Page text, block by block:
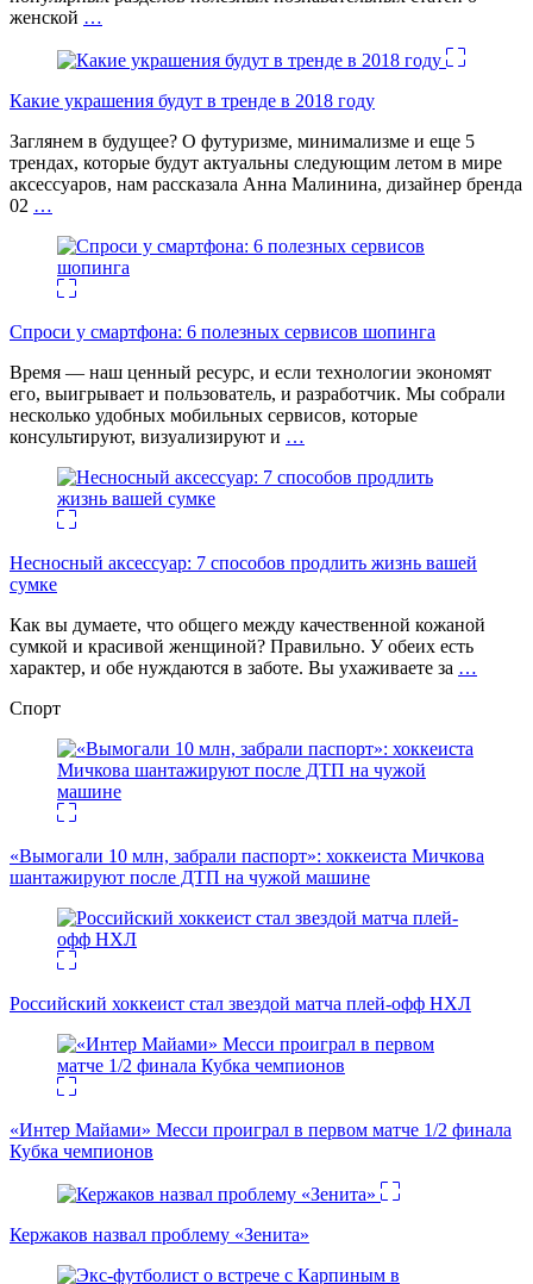
женской …
Какие украшения будут в тренде в 2018 году
Заглянем в будущее? О футуризме, минимализме и еще 5
трендах, которые будут актуальны следующим летом в мире
аксессуаров, нам рассказала Анна Малинина, дизайнер бренда
02 …
Спроси у смартфона: 6 полезных cервисов шопинга
Время — наш ценный ресурс, и если технологии экономят
его, выигрывает и пользователь, и разработчик. Мы собрали
несколько удобных мобильных сервисов, которые
консультируют, визуализируют и …
Несносный аксессуар: 7 способов продлить жизнь вашей
сумке
Как вы думаете, что общего между качественной кожаной
сумкой и красивой женщиной? Правильно. У обеих есть
характер, и обе нуждаются в заботе. Вы ухаживаете за …
Спорт
«Вымогали 10 млн, забрали паспорт»: хоккеиста Мичкова
шантажируют после ДТП на чужой машине
Российский хоккеист стал звездой матча плей-офф НХЛ
«Интер Майами» Месси проиграл в первом матче 1/2 финала
Кубка чемпионов
Кержаков назвал проблему «Зенита»